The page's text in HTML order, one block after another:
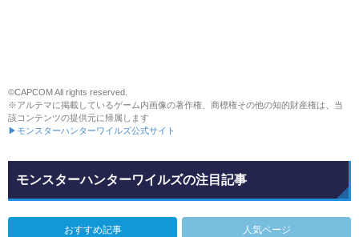
©CAPCOM All rights reserved.
※アルテマに掲載しているゲーム内画像の著作権、商標権その他の知的財産権は、当
該コンテンツの提供元に帰属します
▶モンスターハンターワイルズ公式サイト
モンスターハンターワイルズの注目記事
おすすめ記事 人気ページ